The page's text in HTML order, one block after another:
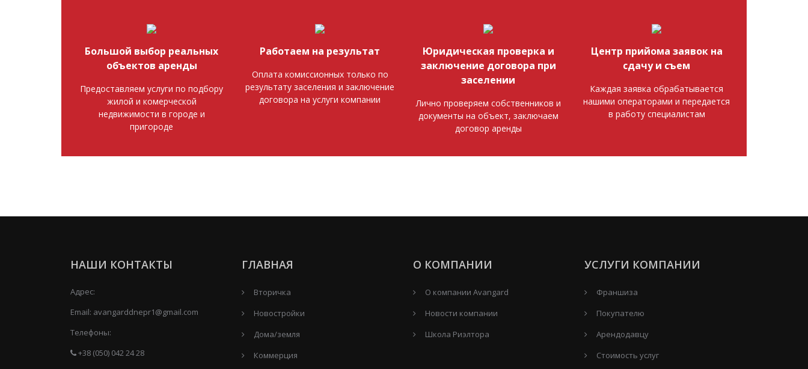
Большой выбор реальных
объектов аренды
Предоставляем услуги по подбору
жилой и комерческой
недвижимости в городе и
пригороде
Работаем на результат
Оплата комиссионных только по
результату заселения и заключение
договора на услуги компании
Юридическая проверка и
заключение договора при
заселении
Лично проверяем собственников и
документы на объект, заключаем
договор аренды
Центр прийома заявок на
сдачу и съем
Каждая заявка обрабатывается
нашими операторами и передается
в работу специалистам
НАШИ КОНТАКТЫ
Адрес:
Email: avangarddnepr1@gmail.com
Телефоны:
+38 (050) 042 24 28
ГЛАВНАЯ
Вторичка
Новостройки
Дома/земля
Коммерция
О КОМПАНИИ
О компании Avangard
Новости компании
Школа Риэлтора
УСЛУГИ КОМПАНИИ
Франшиза
Покупателю
Арендодавцу
Стоимость услуг